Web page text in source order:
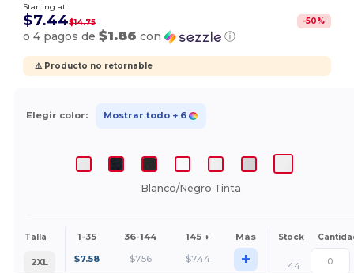
Starting at
$7.44$14.75 -50%
o 4 pagos de$1.86 con ⓘ
⚠️ Producto no retornable
Elegir color: Mostrar todo + 6
Blanco/Negro Tinta
Talla 1-35 36-144 145 + Más Stock
2XL
$7.58 $7.56 $7.44 + 44